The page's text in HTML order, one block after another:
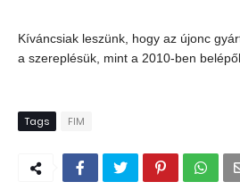
Kíváncsiak leszünk, hogy az újonc
a szereplésük, mint a 2010-ben
Tags FIM